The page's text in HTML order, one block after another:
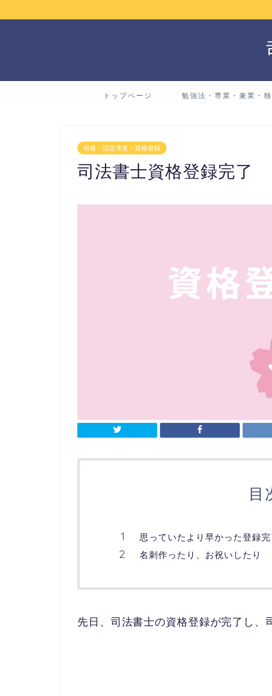
トップページ 勉強法・専業・兼業・
研修・認定考査・資格登録
司法書士資格登録完了
目
思っていたより早かった登録完
名刺作ったり、お祝いしたり
先日、司法書士の資格登録が完了し、